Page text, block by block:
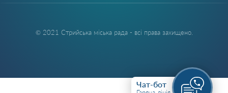
© 2021 Стрийська міська рада - всі права захищено.
Чат-бот